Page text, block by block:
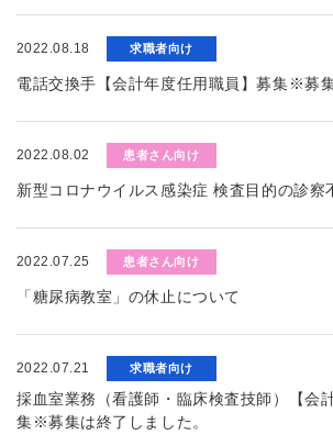
2022.08.18 求職者向け
電話交換手【会計年度任用職員】募集※募
2022.08.02 患者さん向け
新型コロナウイルス感染症 検査目的の診察
2022.07.25 患者さん向け
「糖尿病教室」の休止について
2022.07.21 求職者向け
採血室業務（看護師・臨床検査技師）【会
集※募集は終了しました。